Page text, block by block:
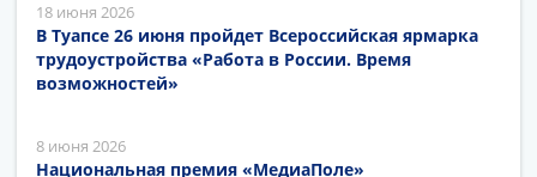
18 июня 2026
В Туапсе 26 июня пройдет Всероссийская ярмарка
трудоустройства «Работа в России. Время
возможностей»
8 июня 2026
Национальная премия «МедиаПоле»